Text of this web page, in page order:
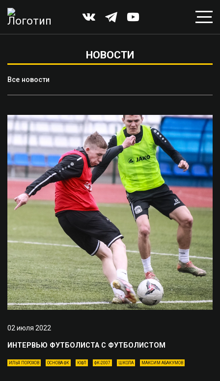
НОВОСТИ
Все новости
02 июля 2022
ИНТЕРВЬЮ ФУТБОЛИСТА С ФУТБОЛИСТОМ
ИЛЬЯ ПОРОХОВ ОСНОВА ФК ЮФЛ ФК-2007 ШКОЛА МАКСИМ АБАКУМОВ